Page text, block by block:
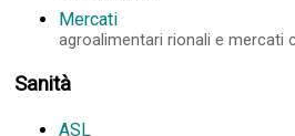
Mercati
agroalimentari rionali e mercati
Sanità
ASL